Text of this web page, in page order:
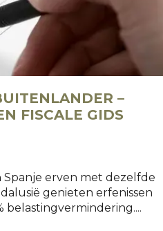
–
FISCALE GIDS
erven met dezelfde
genieten erfenissen